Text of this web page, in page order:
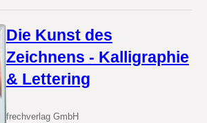
Die Kunst des
Zeichnens - Kalligraphie
& Lettering
frechverlag GmbH